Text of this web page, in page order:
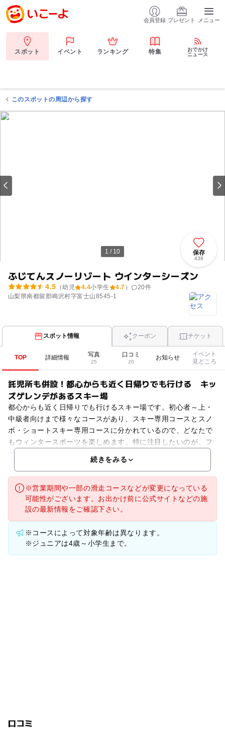
会員登録 プレゼント メニュー
スポット イベント ランキング 特集
おでかけ
ニュース
このスポットの周辺から探す
1 / 10
ふじてんスノーリゾート ウインターシーズン
4.5 （幼児 4.4小学生 4.7 ） 20件
山梨県南都留郡鳴沢村字富士山8545-1
保存
438
スポット情報 クーポン チケット
TOP 詳細情報 写真
25
口コミ
20
お知らせ
イベント
見どころ
託児所も併設！都心からも近く日帰りでも行ける キッ
ズゲレンデがあるスキー場
都心からも近く日帰りでも行けるスキー場です。初心者～上・
中級者向けまで様々なコースがあり、スキー専用コースとスノ
ボ・ショートスキー専用コースに分かれているので、どなたで
もウィンタースポーツを楽しめます。特に注目したいのが、フ
続きをみる
※営業期間や一部の滑走コースなどが変更になっている
可能性がございます。お出かけ前に公式サイトなどの施
設の最新情報をご確認下さい。
※コースによって対象年齢は異なります。
※ジュニアは4歳～小学生まで。
口コミ